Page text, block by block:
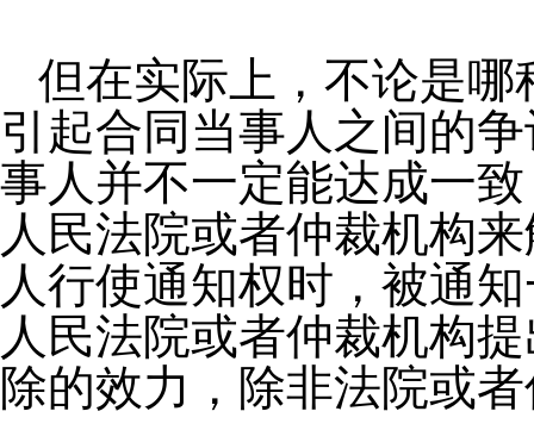
但在实际上，不论是
引起合同当事人之间的
事人并不一定能达成一
人民法院或者仲裁机构
人行使通知权时，被通
人民法院或者仲裁机构
除的效力，除非法院或